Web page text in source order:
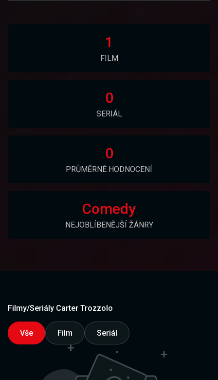
1
FILM
0
SERIÁL
0
PRŮMĚRNÉ HODNOCENÍ
Comedy
NEJOBLÍBENĚJŠÍ ŽÁNRY
Filmy/Seriály Carter Trozzolo
Vše Film Seriál